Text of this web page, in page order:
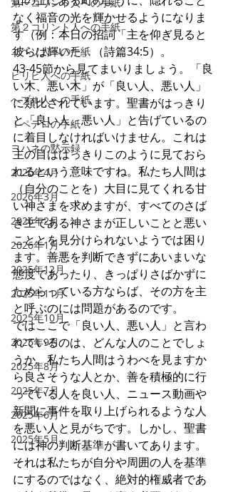
第２コリント人への手紙
エペソ人への手紙
ピリピ人への手紙
へブル人への手紙
Ⅰペテロの手紙
ヨハネの黙示録
2026年4月
2026年3月
2026年2月
2026年1月
2025年12月
2025年11月
2025年10月
2025年9月
2025年8月
2025年7月
2025年6月
2025年5月
なく福音の光を輝かせるようになりま
す（例：本日の招詞「主を仰ぎ見ると
彼らは輝いた」（詩篇34:5）。
43-45節から見てまいりましょう。「良
い木、悪い木」が「良い人、悪い人」
に類比されています。聖書がはっきり
と「良い人、悪い人」と告げているの
に着目しなければいけません。これは
主の目ははっきりこのように見ておら
れるという意味ですね。私たち人間は
（自分のことを）大目に見てくれる甘
い神さまを求めますが、すべてのさば
き主である神さまが正しいことと悪い
こととを見分けられないようでは困り
ます。善悪を判断できずにあいまいな
態度であったり、きっぱりさばかずに
ためらっている方ならば、その方を主
と呼ぶのには問題があるのです。
ではここで「良い人、悪い人」と言わ
れているのは、どんな人のことでしょ
うか。私たち人間はうわべを見ますか
ら良さそうな人とか、善を積極的に行
っている人を良い人、ニュース動画や
新聞に事件を取り上げられるような人
を悪い人と見がちです。しかし、聖書
には神の判断基準が書いてあります。
それは私たちが自分や周囲の人を基準
にするのではなく、絶対的権威者であ